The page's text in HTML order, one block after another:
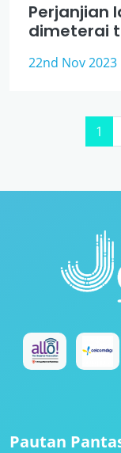
Perjanjian
dimeterai
22nd Nov 2023
1
Pautan